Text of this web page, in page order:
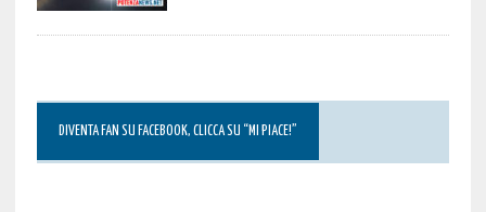
DIVENTA FAN SU FACEBOOK, CLICCA SU “MI PIACE!”